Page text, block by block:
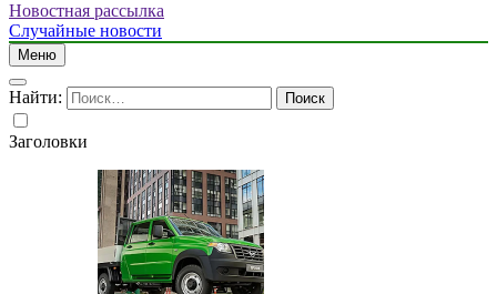
Новостная рассылка
Случайные новости
Меню
Найти:
Заголовки